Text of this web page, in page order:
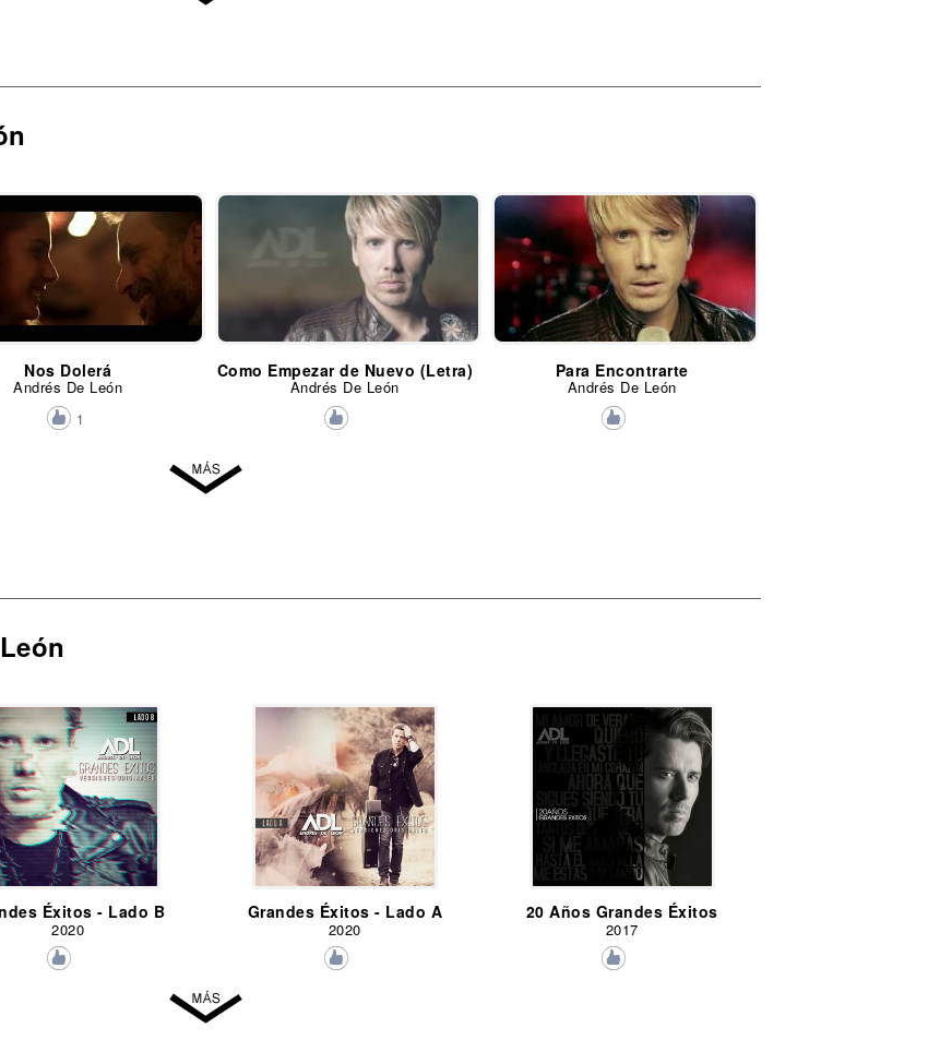
Nos Dolerá
Andrés De León
1
Como Empezar de Nuevo (Letra)
Andrés De León
Para Encontrarte
Andrés De León
Éxitos - Lado B
2020
Grandes Éxitos - Lado A
2020
20 Años Grandes Éxitos
2017